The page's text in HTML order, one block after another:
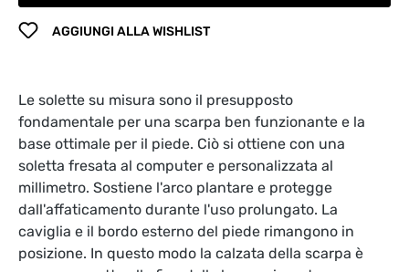
AGGIUNGI ALLA WISHLIST
Le solette su misura sono il presupposto
fondamentale per una scarpa ben funzionante e la
base ottimale per il piede. Ciò si ottiene con una
soletta fresata al computer e personalizzata al
millimetro. Sostiene l'arco plantare e protegge
dall'affaticamento durante l'uso prolungato. La
caviglia e il bordo esterno del piede rimangono in
posizione. In questo modo la calzata della scarpa è